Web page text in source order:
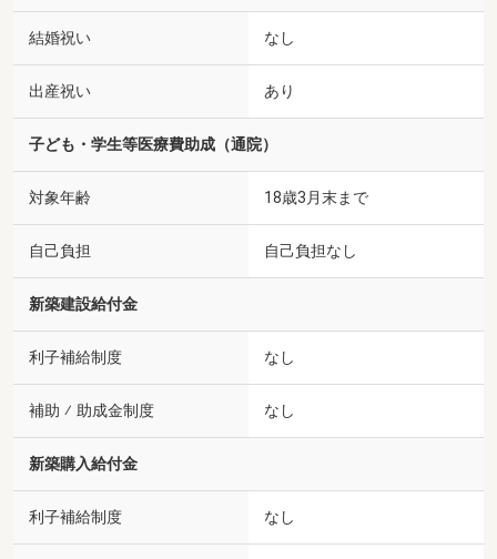
結婚祝い なし
出産祝い あり
子ども・学生等医療費助成（通院）
対象年齢 18歳3月末まで
自己負担 自己負担なし
新築建設給付金
利子補給制度 なし
補助 ⁄ 助成金制度 なし
新築購入給付金
利子補給制度 なし